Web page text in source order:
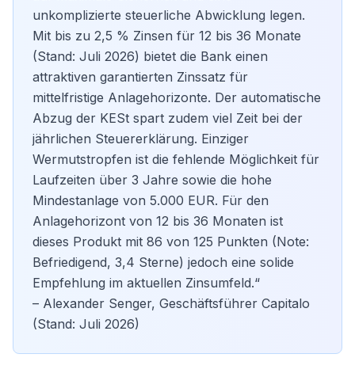
unkomplizierte steuerliche Abwicklung legen.
Mit bis zu 2,5 % Zinsen für 12 bis 36 Monate
(Stand: Juli 2026) bietet die Bank einen
attraktiven garantierten Zinssatz für
mittelfristige Anlagehorizonte. Der automatische
Abzug der KESt spart zudem viel Zeit bei der
jährlichen Steuererklärung. Einziger
Wermutstropfen ist die fehlende Möglichkeit für
Laufzeiten über 3 Jahre sowie die hohe
Mindestanlage von 5.000 EUR. Für den
Anlagehorizont von 12 bis 36 Monaten ist
dieses Produkt mit 86 von 125 Punkten (Note:
Befriedigend, 3,4 Sterne) jedoch eine solide
Empfehlung im aktuellen Zinsumfeld.“
– Alexander Senger, Geschäftsführer Capitalo
(Stand: Juli 2026)